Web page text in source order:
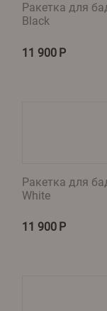
Ракетка для
Black
11 900 Р
Ракетка для
White
11 900 Р